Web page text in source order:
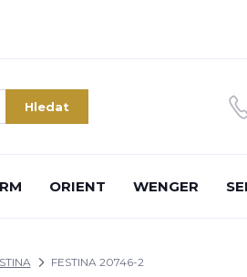
Hledat
ORIENT WENGER
FESTINA 20746-2